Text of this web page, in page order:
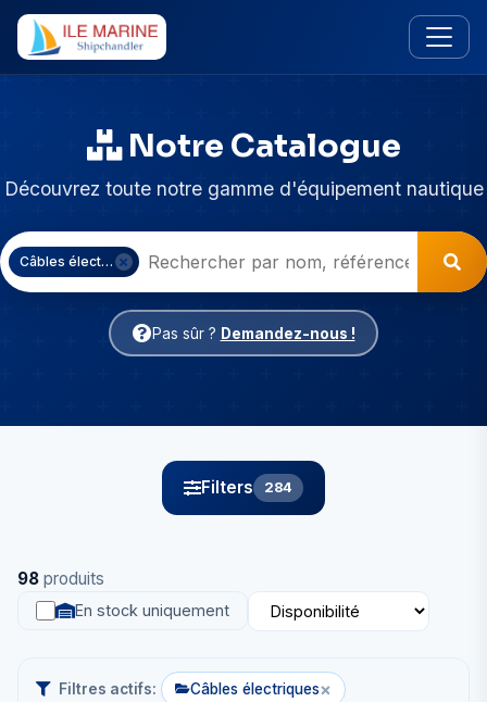
Notre Catalogue
Découvrez toute notre gamme d'équipement nautique
Câbles électriques
Pas sûr ? Demandez-nous !
Filters 284
98 produits
En stock uniquement
Filtres actifs: Câbles électriques×